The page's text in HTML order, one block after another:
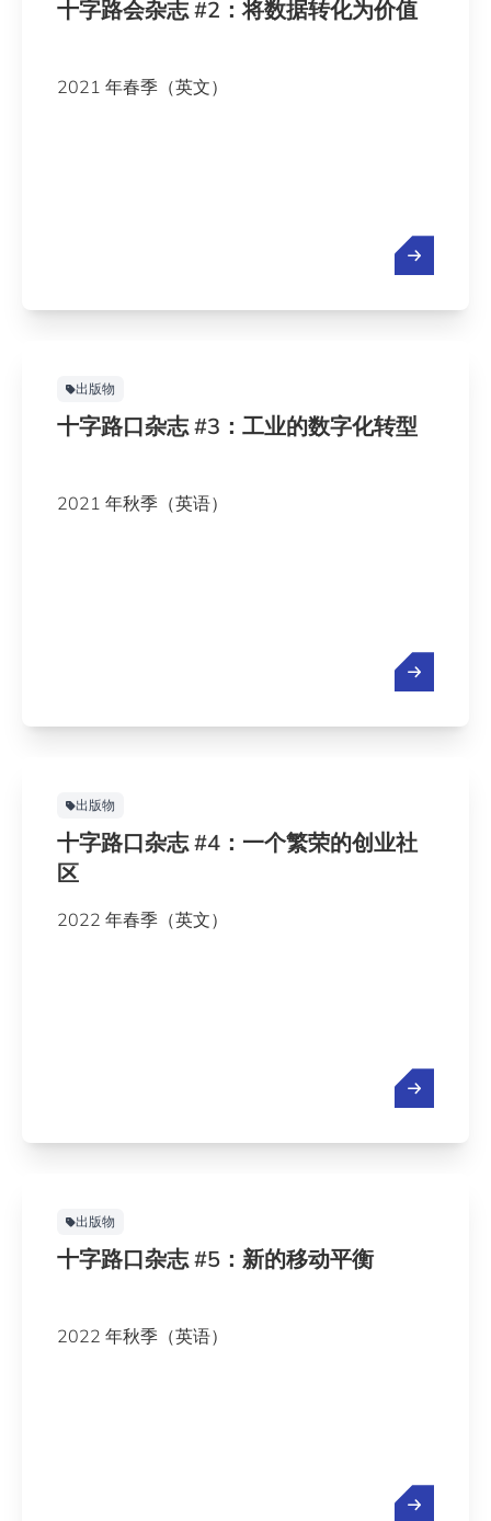
十字路会杂志 #2：将数据转化为价值
2021 年春季（英文）
出版物
十字路口杂志 #3：工业的数字化转型
2021 年秋季（英语）
出版物
十字路口杂志 #4：一个繁荣的创业社
区
2022 年春季（英文）
出版物
十字路口杂志 #5：新的移动平衡
2022 年秋季（英语）